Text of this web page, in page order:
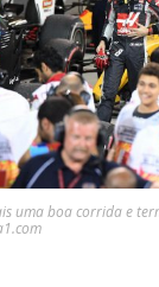
uma boa corrida e